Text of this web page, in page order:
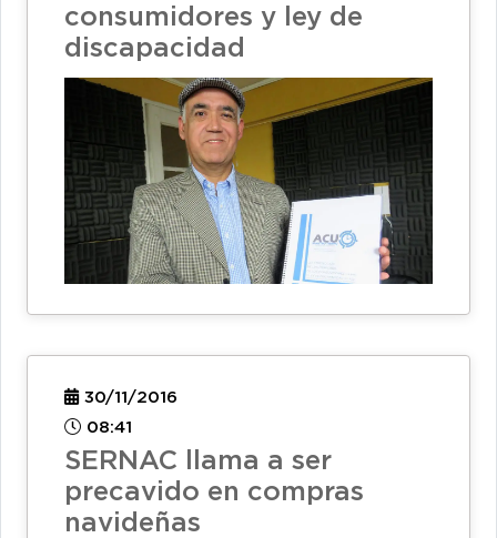
consumidores y ley de
discapacidad
30/11/2016
08:41
SERNAC llama a ser
precavido en compras
navideñas